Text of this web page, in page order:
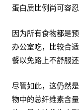
蛋白质比例尚可容忍
因为所有食物都是
办公室吃，比较合
餐以免路上不舒服
尽管如此，这仍然
物中的总纤维素含